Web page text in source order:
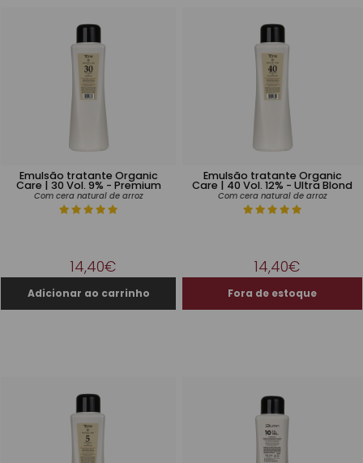
Emulsão tratante Organic
Care | 30 Vol. 9% - Premium
Com cera natural de arroz
14,40€
Emulsão tratante Organic
Care | 40 Vol. 12% - Ultra Blond
Com cera natural de arroz
14,40€